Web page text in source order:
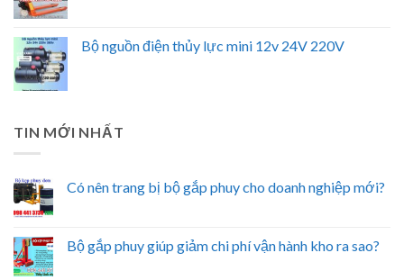
Bộ nguồn điện thủy lực mini 12v 24V 220V
TIN MỚI NHẤT
Có nên trang bị bộ gắp phuy cho doanh nghiệp mới?
Bộ gắp phuy giúp giảm chi phí vận hành kho ra sao?